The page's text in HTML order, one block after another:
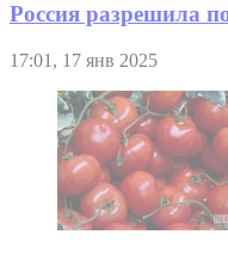
Россия разрешила
17:01, 17 янв 2025